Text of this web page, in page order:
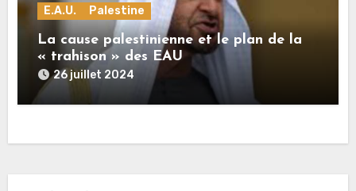
E.A.U. Palestine
La cause palestinienne et le plan de la
« trahison » des EAU
26 juillet 2024